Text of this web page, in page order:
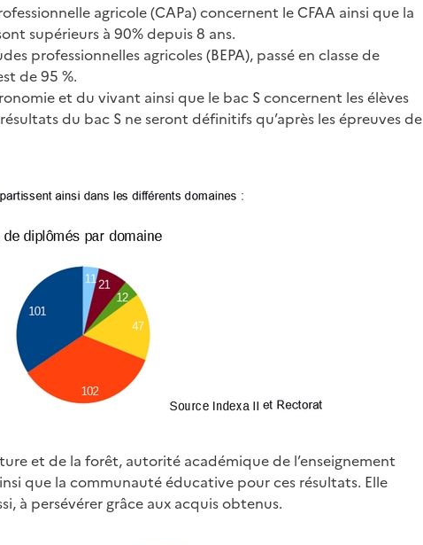
agricole (CAPa) concernent le CFAA ainsi que la
supérieurs à 90% depuis 8 ans.
professionnelles agricoles (BEPA), passé en classe de
de 95 %.
et du vivant ainsi que le bac S concernent les élèves
du bac S ne seront définitifs qu’après les épreuves de
et de la forêt, autorité académique de l’enseignement
que la communauté éducative pour ces résultats. Elle
à persévérer grâce aux acquis obtenus.